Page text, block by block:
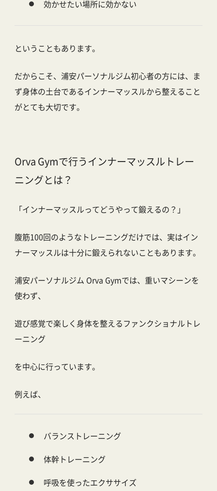
効かせたい場所に効かない
ということもあります。
だからこそ、 浦安パーソナルジム初心者の方には、ま
ず身体の土台であるインナーマッスルから整えること
がとても大切です。
Orva Gymで行うインナーマッスルトレー
ニングとは？
「インナーマッスルってどうやって鍛えるの？」
腹筋100回のようなトレーニングだけでは、実はイン
ナーマッスルは十分に鍛えられないこともあります。
浦安パーソナルジム Orva Gymでは、重いマシーンを
使わず、
遊び感覚で楽しく身体を整えるファンクショナルトレ
ーニング
を中心に行っています。
例えば、
バランストレーニング
体幹トレーニング
呼吸を使ったエクササイズ